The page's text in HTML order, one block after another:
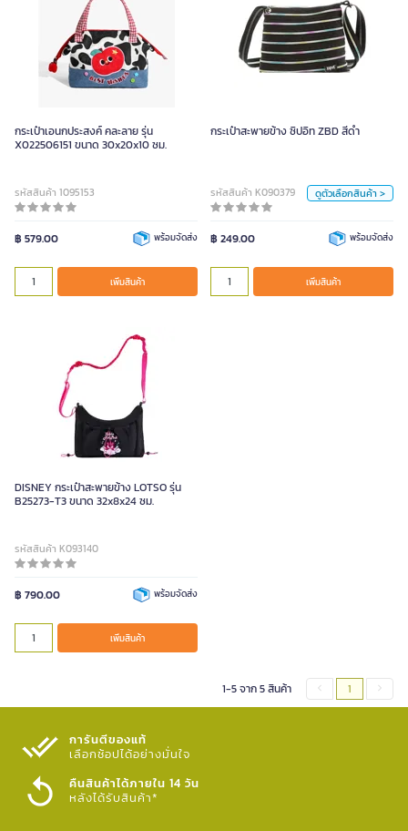
กระเป๋าเอนกประสงค์ คละลาย รุ่น
X022506151 ขนาด 30x20x10 ซม.
รหัสสินค้า 1095153
฿ 579.00 พร้อมจัดส่ง
เพิ่มสินค้า
กระเป๋าสะพายข้าง ซิปอิท ZBD สีดำ
รหัสสินค้า K090379 ดูตัวเลือกสินค้า >
฿ 249.00 พร้อมจัดส่ง
เพิ่มสินค้า
กระเป๋าสะพายข้าง ซิปอิท ZBD สีดำ
ชมพู
ฟ้า
ใบ
DISNEY กระเป๋าสะพายข้าง LOTSO รุ่น
B25273-T3 ขนาด 32x8x24 ซม.
รหัสสินค้า K093140
฿ 790.00 พร้อมจัดส่ง
เพิ่มสินค้า
1-5 จาก 5 สินค้า 1
การันตีของแท้
เลือกช้อปได้อย่างมั่นใจ​
คืนสินค้าได้ภายใน 14 วัน
หลังได้รับสินค้า*